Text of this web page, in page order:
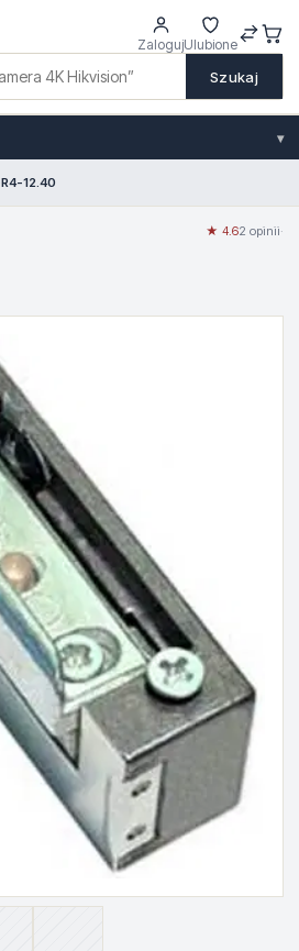
Szukaj
ZalogujUlubione
▾
12.40
★ 4.62 opinii·